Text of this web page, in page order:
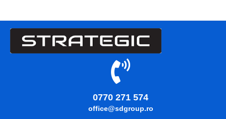
0770 271 574
office@sdgroup.ro